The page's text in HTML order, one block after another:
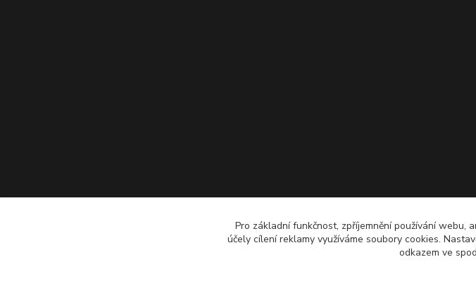
Pro základní funkčnost, zpříjemnění používání webu,
účely cílení reklamy využíváme soubory cookies.
odkazem ve